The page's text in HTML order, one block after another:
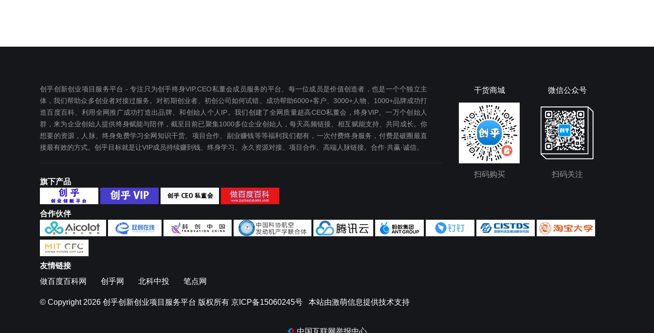
创乎创新创业项目服务平台 - 专注只为创乎终身VIP,CEO私董会成员服务的平台、每一位成员是价值创造者，也是一个个独立主
体，我们帮助众多创业者对接过服务。对初期创业者、初创公司如何试错。成功帮助6000+客户、3000+人物、1000+品牌成功打
造百度百科、利用全网推广成功打造出品牌、和创始人个人IP。我们创建了全网质量超高CEO私董会，终身VIP、一万个创始人
群，来为企业创始人提供终身赋能与陪伴，截至目前已聚集1000多位企业创始人，每天高频链接、相互赋能支持、共同成长。你
想要‬的资源，人脉、终身免费学习全网知识干货、项目合作、副业赚钱等等福利我们都‬有，一次付费终‬身服务，付费是破圈最‬直
接最有效‬的方式。创乎目标就是让VIP成员持续赚到钱、终身学习、永久资源对接、项目合作、高端人脉链接。合作·共赢·诚信。
旗下产品
干货商城
扫码购买
微信公众号
扫码关注
合作伙伴
友情链接
做百度百科网
创乎网 北科中投 笔点网
© Copyright 2026 创乎创新创业项目服务平台 版权所有 京ICP备15060245号 本站由激萌信息提供技术支持